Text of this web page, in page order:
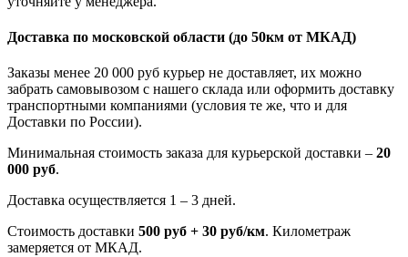
Доставка по московской области (до 50км от МКАД)
Заказы менее 20 000 руб курьер не доставляет, их можно
забрать самовывозом с нашего склада или оформить доставку
транспортными компаниями (условия те же, что и для
Доставки по России).
Минимальная стоимость заказа для курьерской доставки – 20
000 руб.
Доставка осуществляется 1 – 3 дней.
Стоимость доставки 500 руб + 30 руб/км. Километраж
замеряется от МКАД.